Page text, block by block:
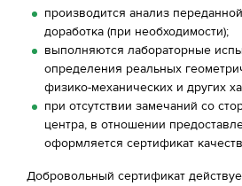
производится анализ
доработка (при необходимости);
выполняются лабораторные
определения реальных
физико-механических и других
при отсутствии замечаний со
центра, в отношении
оформляется сертификат
Добровольный сертификат